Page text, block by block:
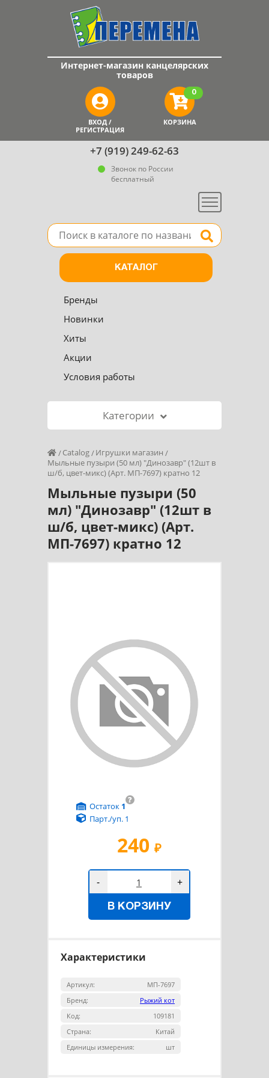
+7 (919) 249-62-63
Звонок по России
бесплатный
Меню
Интернет-магазин канцелярских
товаров
ВХОД /
РЕГИСТРАЦИЯ
КОРЗИНА
0
Поле для поиска товара в каталоге Найти
КАТАЛОГ
Бренды
Новинки
Хиты
Акции
Условия работы
Категории
Catalog
Игрушки магазин
Мыльные пузыри (50 мл) "Динозавр" (12шт в
ш/б, цвет-микс) (Арт. МП-7697) кратно 12
Мыльные пузыри (50
мл) "Динозавр" (12шт в
ш/б, цвет-микс) (Арт.
МП-7697) кратно 12
240 ₽
?
Остаток 1
Парт./уп. 1
- +
В КОРЗИНУ
Характеристики
Артикул:
МП-7697
Бренд:
Рыжий кот
Код:
109181
Страна:
Китай
Единицы измерения:
шт